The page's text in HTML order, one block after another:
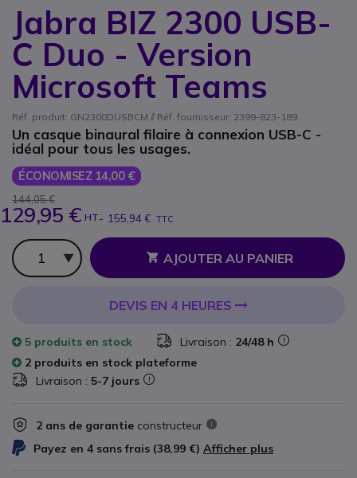
Jabra BIZ 2300 USB-
C Duo - Version
Microsoft Teams
Réf. produit: GN2300DUSBCM // Réf. fournisseur: 2399-823-189
Un casque binaural filaire à connexion USB-C -
idéal pour tous les usages.
ÉCONOMISEZ 14,00 €
144,05 €
129,95 € HT- 155,94 € TTC
Qté
AJOUTER AU PANIER
DEVIS EN 4 HEURES
5 produits en stock Livraison : 24/48 h
2 produits en stock plateforme
Livraison : 5-7 jours
2 ans de garantie constructeur
Payez en 4 sans frais (38,99 €) Afficher plus
Passer au début de la Galerie d’images